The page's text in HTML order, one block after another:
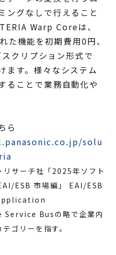
ングなしで行えること
Warp Coreは、
た機能を初期費用0円、
クリプション形式で
ます。様々なシステム
ることで業務自動化や
ら
solu
サーチ社「2025年ソフト
ESB 市場編」 EAI/ESB
Busの略で企業内
ゴリーを指す。